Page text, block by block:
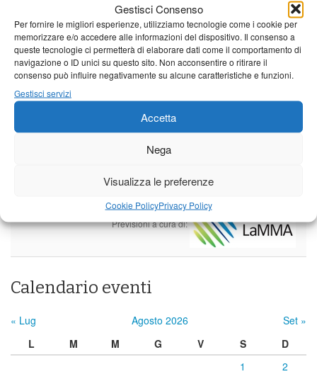
Gestisci Consenso
Per fornire le migliori esperienze, utilizziamo tecnologie come i cookie per
memorizzare e/o accedere alle informazioni del dispositivo. Il consenso a
queste tecnologie ci permetterà di elaborare dati come il comportamento di
navigazione o ID unici su questo sito. Non acconsentire o ritirare il
consenso può influire negativamente su alcune caratteristiche e funzioni.
Gestisci servizi
Accetta
Nega
Visualizza le preferenze
Cookie PolicyPrivacy Policy
Domenica Lunedì Martedì
Borgo a Mozzano
Barga
25°C|33°C 21°C|34°C 22°C|35°C
25°C |33°C 21°C
Previsioni a cura di:
Calendario eventi
« Lug Agosto 2026
Set »
L
M M G V S
D
1
2